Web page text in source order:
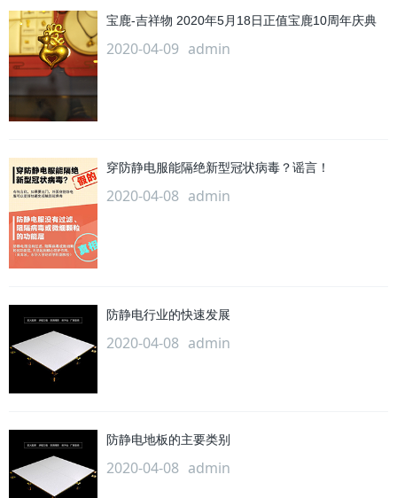
宝鹿-吉祥物 2020年5月18日正值宝鹿10周年庆典
2020-04-09 admin
穿防静电服能隔绝新型冠状病毒？谣言！
2020-04-08 admin
防静电行业的快速发展
2020-04-08 admin
防静电地板的主要类别
2020-04-08 admin